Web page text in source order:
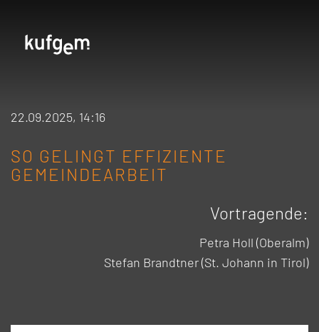
22.09.2025, 14:16
SO GELINGT EFFIZIENTE
GEMEINDEARBEIT
Vortragende:
Petra Holl (Oberalm)
Stefan Brandtner (St. Johann in Tirol)